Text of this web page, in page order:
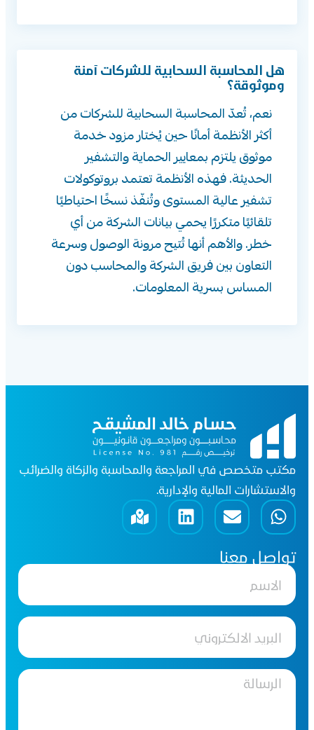
هل المحاسبة السحابية للشركات آمنة
وموثوقة؟
نعم، تُعدّ المحاسبة السحابية للشركات من
أكثر الأنظمة أمانًا حين يُختار مزود خدمة
موثوق يلتزم بمعايير الحماية والتشفير
الحديثة. فهذه الأنظمة تعتمد بروتوكولات
تشفير عالية المستوى وتُنفّذ نسخًا احتياطيًا
تلقائيًا متكررًا يحمي بيانات الشركة من أي
خطر. والأهم أنها تُتيح مرونة الوصول وسرعة
التعاون بين فريق الشركة والمحاسب دون
المساس بسرية المعلومات.
مكتب متخصص في المراجعة والمحاسبة والزكاة والضرائب
والاستشارات المالية والإدارية.
تواصل معنا